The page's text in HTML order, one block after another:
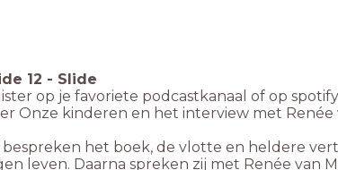
12 - Slide
op je favoriete podcastkanaal of op
Onze kinderen en het interview met Renée
bespreken het boek, de vlotte en heldere
leven. Daarna spreken zij met Renée van